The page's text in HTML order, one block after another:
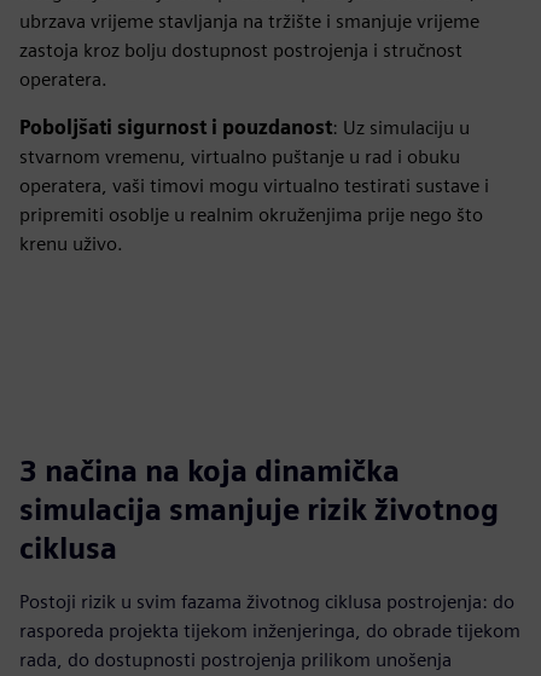
ubrzava vrijeme stavljanja na tržište i smanjuje vrijeme
zastoja kroz bolju dostupnost postrojenja i stručnost
operatera.
Poboljšati sigurnost i pouzdanost: Uz simulaciju u
stvarnom vremenu, virtualno puštanje u rad i obuku
operatera, vaši timovi mogu virtualno testirati sustave i
pripremiti osoblje u realnim okruženjima prije nego što
krenu uživo.
3 načina na koja dinamička
simulacija smanjuje rizik životnog
ciklusa
Postoji rizik u svim fazama životnog ciklusa postrojenja: do
rasporeda projekta tijekom inženjeringa, do obrade tijekom
rada, do dostupnosti postrojenja prilikom unošenja